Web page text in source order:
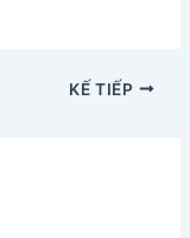
KẾ TIẾP